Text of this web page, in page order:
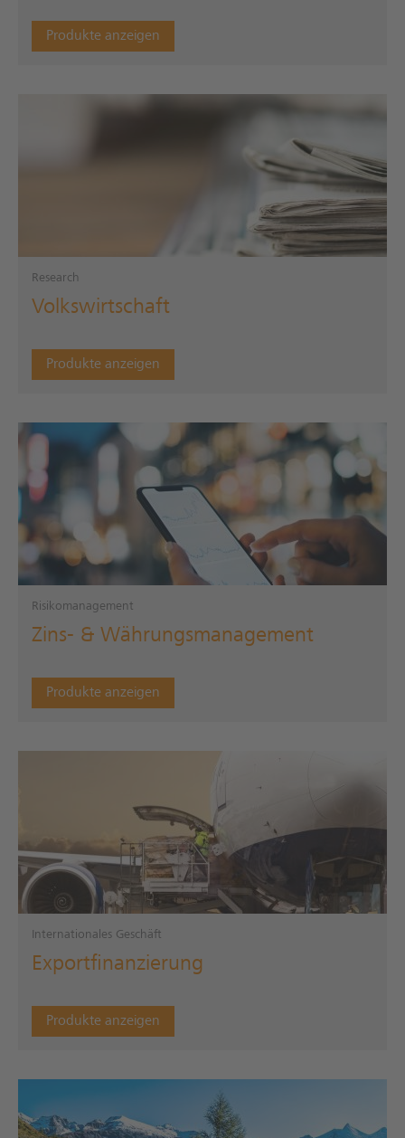
Produkte anzeigen
Research
Volkswirtschaft
Produkte anzeigen
Risikomanagement
Zins- & Währungsmanagement
Produkte anzeigen
Internationales Geschäft
Exportfinanzierung
Produkte anzeigen